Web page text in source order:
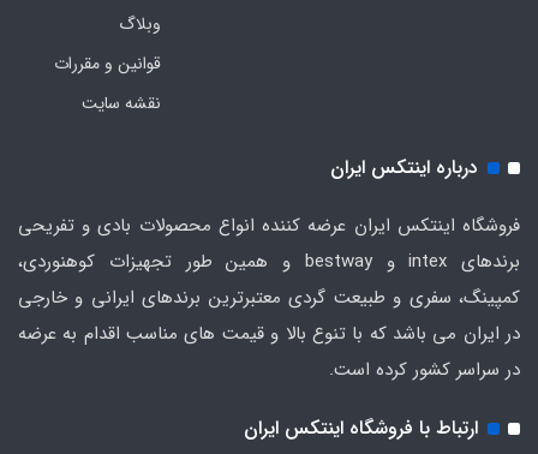
وبلاگ
قوانین و مقررات
نقشه سایت
درباره اینتکس ایران
فروشگاه اینتکس ایران عرضه کننده انواع محصولات بادی و تفریحی
برندهای intex و bestway و همین طور تجهیزات کوهنوردی،
کمپینگ، سفری و طبیعت گردی معتبرترین برندهای ایرانی و خارجی
در ایران می باشد که با تنوع بالا و قیمت های مناسب اقدام به عرضه
در سراسر کشور کرده است.
ارتباط با فروشگاه اینتکس ایران